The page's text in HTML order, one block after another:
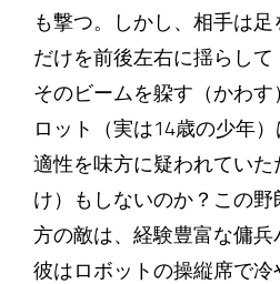
も撃つ。しかし、相手は
だけを前後左右に揺らして
そのビームを躱す（かわ
ロット（実は14歳の少年
適性を味方に疑われていた
け）もしないのか？この
方の敵は、経験豊富な傭兵
彼はロボットの操縦席で冷